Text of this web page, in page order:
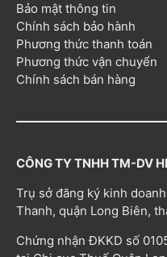
Bảo mật thông tin
Chính sách bảo hành
Phương thức thanh toán
Phương thức vận chuyển
Chính sách bán hàng
CÔNG TY TNHH TM-DV
Trụ sở đăng ký kinh
Thanh, quận Long Biên,
Chứng nhận ĐKKD số